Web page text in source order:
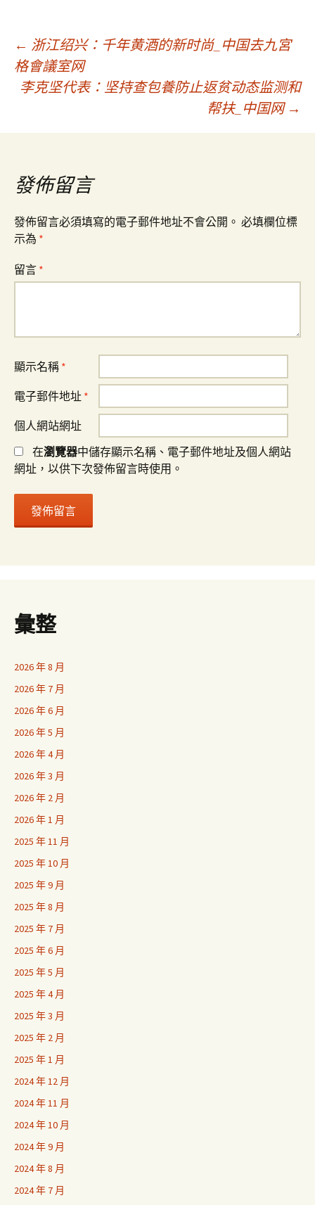
文
章
導
覽
← 浙江绍兴：千年黄酒的新时尚_中国去九宮
格會議室网
李克坚代表：坚持查包養防止返贫动态监测和
帮扶_中国网 →
發佈留言
發佈留言必須填寫的電子郵件地址不會公開。 必填欄位標
示為 *
留言 *
顯示名稱 *
電子郵件地址 *
個人網站網址
在瀏覽器中儲存顯示名稱、電子郵件地址及個人網站
網址，以供下次發佈留言時使用。
彙整
2026 年 8 月
2026 年 7 月
2026 年 6 月
2026 年 5 月
2026 年 4 月
2026 年 3 月
2026 年 2 月
2026 年 1 月
2025 年 11 月
2025 年 10 月
2025 年 9 月
2025 年 8 月
2025 年 7 月
2025 年 6 月
2025 年 5 月
2025 年 4 月
2025 年 3 月
2025 年 2 月
2025 年 1 月
2024 年 12 月
2024 年 11 月
2024 年 10 月
2024 年 9 月
2024 年 8 月
2024 年 7 月